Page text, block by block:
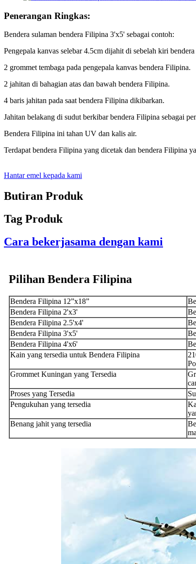
Penerangan Ringkas:
Bendera sulaman bendera Filipina 3'x5' sebagai contoh:
Pengepala kanvas selebar 4.5cm dijahit di sebelah kiri
2 grommet tembaga pada pengepala kanvas bendera Filipina.
2 jahitan di bahagian atas dan bawah bendera Filipina.
4 baris jahitan pada saat bendera Filipina dikibarkan.
Jahitan belakang di sudut berkibar bendera Filipina sebagai
Bendera Filipina ini tahan UV dan kalis air.
Terdapat bendera Filipina yang dicetak dan bendera Filipina
Hantar emel kepada kami
Butiran Produk
Tag Produk
Cara bekerjasama dengan kami
Pilihan Bendera Filipina
Bendera Filipina 12”x18”
Bendera Filipina 2'x3'
Bendera Filipina 2.5'x4'
Bendera Filipina 3'x5'
Bendera Filipina 4'x6'
Kain yang tersedia untuk Bendera Filipina
Grommet Kuningan yang Tersedia
Proses yang Tersedia
Pengukuhan yang tersedia
Benang jahit yang tersedia